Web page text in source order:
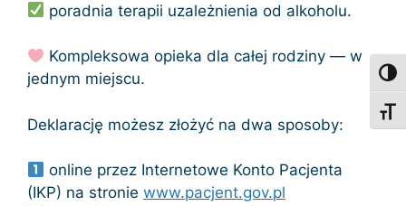
poradnia terapii uzależnienia od alkoholu.
Kompleksowa opieka dla całej rodziny — w
jednym miejscu.
Deklarację możesz złożyć na dwa sposoby:
online przez Internetowe Konto Pacjenta
(IKP) na stronie www.pacjent.gov.pl